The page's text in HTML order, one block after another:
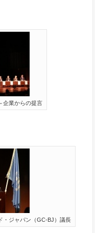
企業からの提言
・ジャパン（GC-BJ）議長